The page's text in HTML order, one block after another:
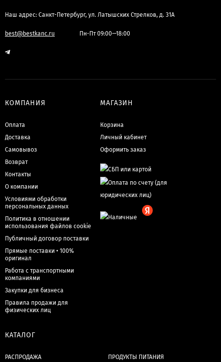
Наш адрес: Санкт-Петербург, ул. Латышских Стрелков, д. 31А
best@bestkanc.ru Пн-Пт 09:00—18:00
КОМПАНИЯ
Оплата
Доставка
Самовывоз
Возврат
Контакты
О компании
Условиями обработки
персональных данных
Политика в отношении
использования файлов cookie
Публичный договор поставки
Прямые поставки • 100%
оригинал
Работа с транспортными
компаниями
Закупки для бизнеса
Правила продажи для
физических лиц
МАГАЗИН
Корзина
Личный кабинет
Оформить заказ
КАТАЛОГ
РАСПРОДАЖА
ПРОДУКТЫ ПИТАНИЯ